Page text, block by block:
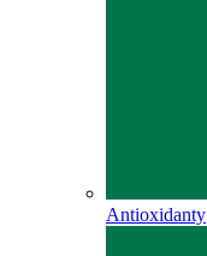
Antioxidanty